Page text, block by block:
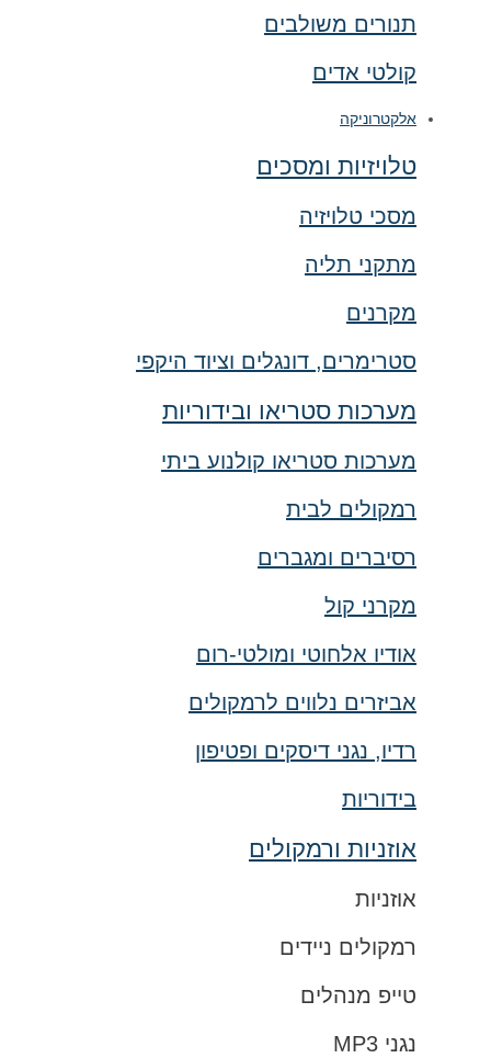
תנורים משולבים
קולטי אדים
אלקטרוניקה
טלויזיות ומסכים
מסכי טלויזיה
מתקני תליה
מקרנים
סטרימרים, דונגלים וציוד היקפי
מערכות סטריאו ובידוריות
מערכות סטריאו קולנוע ביתי
רמקולים לבית
רסיברים ומגברים
מקרני קול
אודיו אלחוטי ומולטי-רום
אביזרים נלווים לרמקולים
רדיו, נגני דיסקים ופטיפון
בידוריות
אוזניות ורמקולים
אוזניות
רמקולים ניידים
טייפ מנהלים
נגני MP3